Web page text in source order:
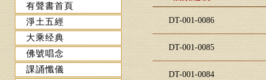
有聲書首頁
淨土五經
大乘经典
佛號唱念
課誦懺儀
DT-001-0086
DT-001-0085
DT-001-0084